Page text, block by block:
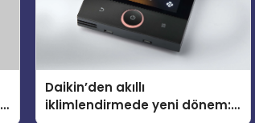
Daikin’den akıllı
iklimlendirmede yeni dönem: